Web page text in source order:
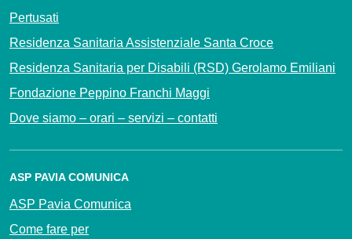
Pertusati
Residenza Sanitaria Assistenziale Santa Croce
Residenza Sanitaria per Disabili (RSD) Gerolamo Emiliani
Fondazione Peppino Franchi Maggi
Dove siamo – orari – servizi – contatti
ASP PAVIA COMUNICA
ASP Pavia Comunica
Come fare per